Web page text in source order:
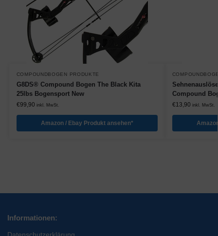
COMPOUNDBOGEN PRODUKTE
G8DS® Compound Bogen The Black Kita
25lbs Bogensport New
€99,90 inkl. MwSt.
Amazon / Ebay Produkt ansehen*
Compound
€13,90 inkl. MwSt.
Informationen:
Datenschutzerklärung